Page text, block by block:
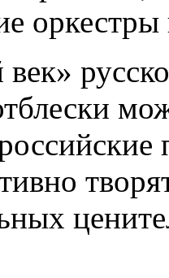
оркестры
век»